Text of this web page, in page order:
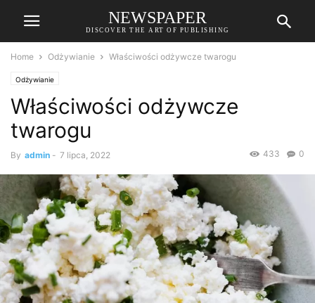
NEWSPAPER
DISCOVER THE ART OF PUBLISHING
Home Odżywianie Właściwości odżywcze twarogu
Odżywianie
Właściwości odżywcze
twarogu
By admin - 7 lipca, 2022 0
433